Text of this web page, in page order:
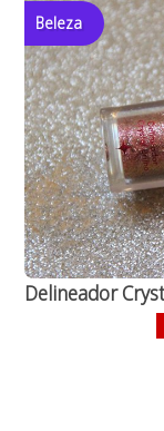
Beleza
Delineador